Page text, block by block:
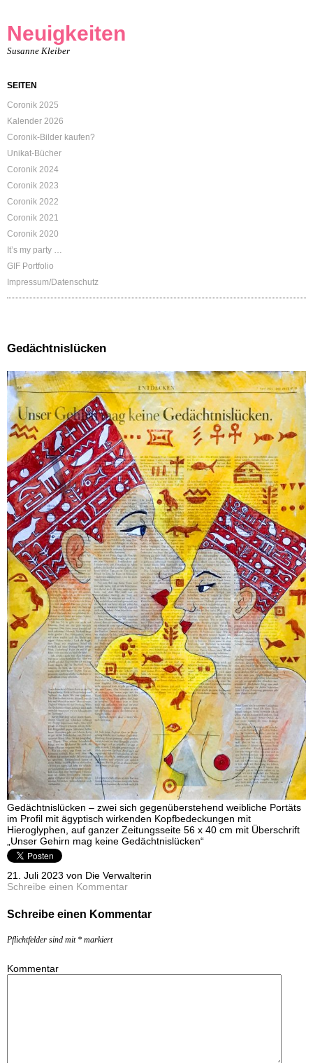
Neuigkeiten
Susanne Kleiber
SEITEN
Coronik 2025
Kalender 2026
Coronik-Bilder kaufen?
Unikat-Bücher
Coronik 2024
Coronik 2023
Coronik 2022
Coronik 2021
Coronik 2020
It’s my party …
GIF Portfolio
Impressum/Datenschutz
Gedächtnislücken
Gedächtnislücken – zwei sich gegenüberstehend weibliche Portäts
im Profil mit ägyptisch wirkenden Kopfbedeckungen mit
Hieroglyphen, auf ganzer Zeitungsseite 56 x 40 cm mit Überschrift
„Unser Gehirn mag keine Gedächtnislücken“
21. Juli 2023 von Die Verwalterin
Schreibe einen Kommentar
Schreibe einen Kommentar
Pflichtfelder sind mit * markiert
Kommentar